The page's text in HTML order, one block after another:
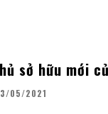
sở hữu mới
05/2021